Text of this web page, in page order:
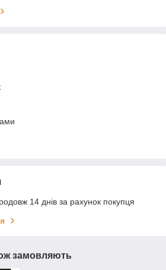
14 днів за рахунок покупця
замовляють